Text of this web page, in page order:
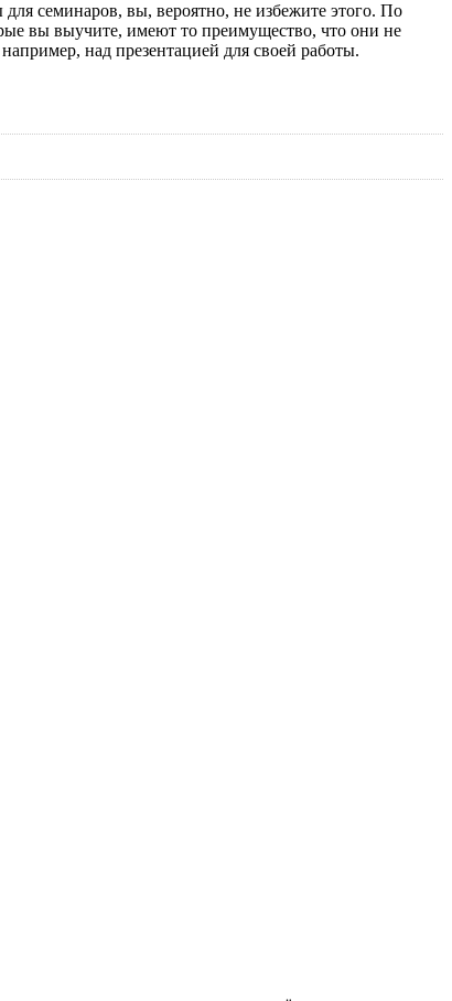
семинаров, вы, вероятно, не избежите этого. По
вы выучите, имеют то преимущество, что они не
над презентацией для своей работы.